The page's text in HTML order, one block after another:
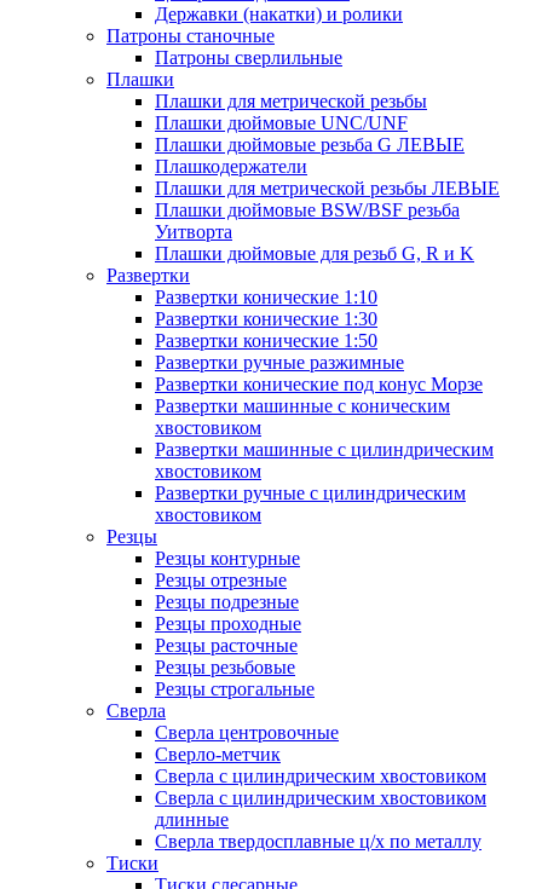
Державки (накатки) и ролики
Патроны станочные
Патроны сверлильные
Плашки
Плашки для метрической резьбы
Плашки дюймовые UNC/UNF
Плашки дюймовые резьба G ЛЕВЫЕ
Плашкодержатели
Плашки для метрической резьбы ЛЕВЫЕ
Плашки дюймовые BSW/BSF резьба
Уитворта
Плашки дюймовые для резьб G, R и K
Развертки
Развертки конические 1:10
Развертки конические 1:30
Развертки конические 1:50
Развертки ручные разжимные
Развертки конические под конус Морзе
Развертки машинные с коническим
хвостовиком
Развертки машинные с цилиндрическим
хвостовиком
Развертки ручные с цилиндрическим
хвостовиком
Резцы
Резцы контурные
Резцы отрезные
Резцы подрезные
Резцы проходные
Резцы расточные
Резцы резьбовые
Резцы строгальные
Сверла
Сверла центровочные
Сверло-метчик
Сверла с цилиндрическим хвостовиком
Сверла с цилиндрическим хвостовиком
длинные
Сверла твердосплавные ц/х по металлу
Тиски
Тиски слесарные